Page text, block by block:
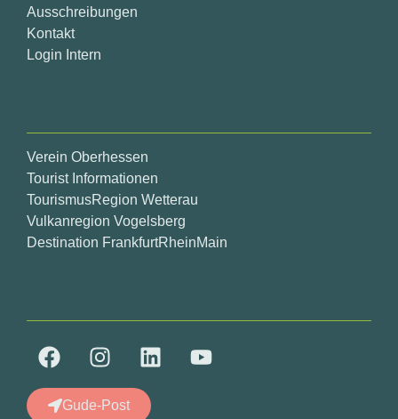
Ausschreibungen
Kontakt
Login Intern
Verein Oberhessen
Tourist Informationen
TourismusRegion Wetterau
Vulkanregion Vogelsberg
Destination FrankfurtRheinMain
Gude-Post